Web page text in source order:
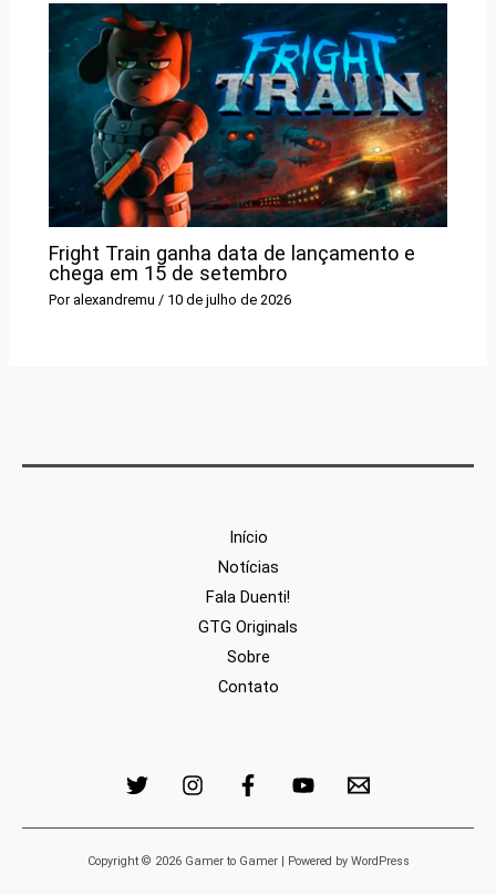
Fright Train ganha data de lançamento e
chega em 15 de setembro
Por alexandremu/ 10 de julho de 2026
Início
Notícias
Fala Duenti!
GTG Originals
Sobre
Contato
Copyright © 2026 Gamer to Gamer | Powered by WordPress